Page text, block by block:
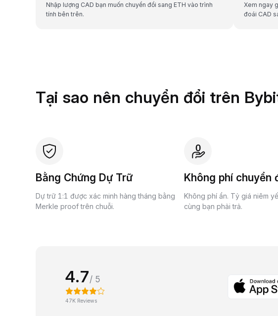
Nhập lượng CAD bạn muốn chuyển đổi sang ETH vào trình
tính bên trên.
Xem ngay
đoái CAD
Tại sao nên chuyển đổi trên
Bằng Chứng Dự Trữ
Dự trữ 1:1 được xác minh hàng tháng bằng
Merkle proof trên chuỗi.
Không phí chuyển
Không phí ẩn. Tỷ giá niêm
cùng bạn phải trả.
4.7/ 5
47K Reviews